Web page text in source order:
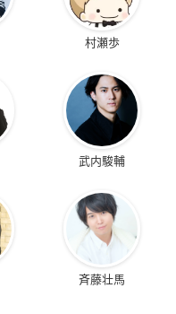
村瀬歩
武内駿輔
斉藤壮馬